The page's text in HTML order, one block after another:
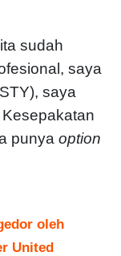
sudah
saya
saya
punya option
oleh
United